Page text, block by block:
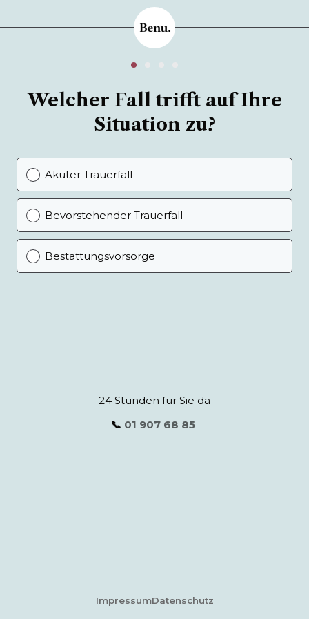
Welcher Fall trifft auf Ihre
Situation zu?
Akuter Trauerfall
Bevorstehender Trauerfall
Bestattungsvorsorge
24 Stunden für Sie da
📞 01 907 68 85
ImpressumDatenschutz